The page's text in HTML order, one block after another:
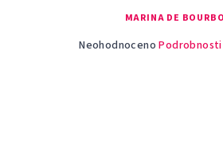
MARINA DE
Průměrné
Neohodnoceno